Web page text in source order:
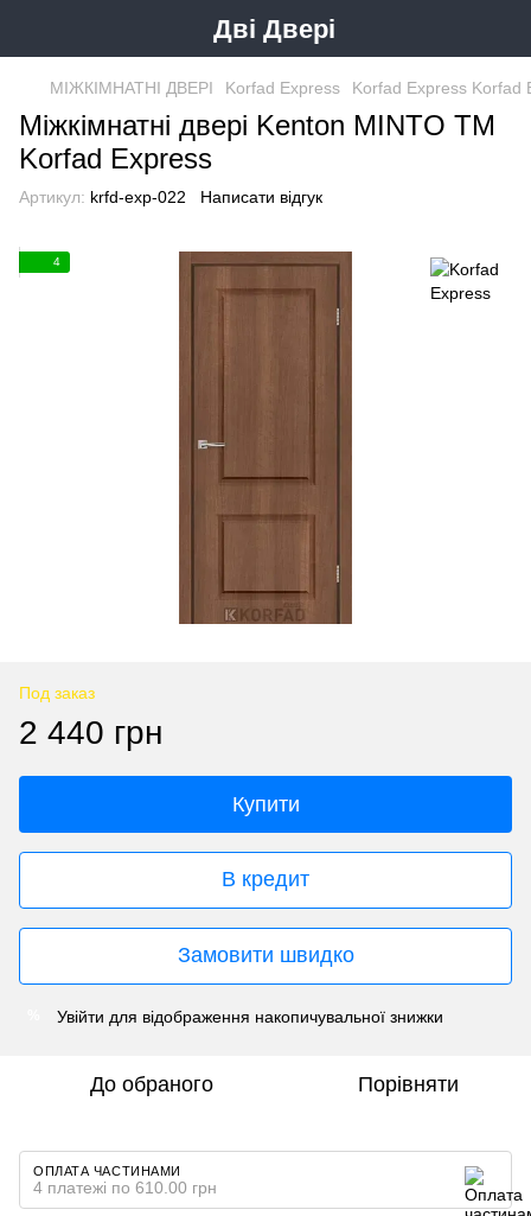
Дві Двері
МІЖКІМНАТНІ ДВЕРІ Korfad Express Korfad Express Korfad
Міжкімнатні двері Kenton MINTO ТМ
Korfad Express
Артикул: krfd-exp-022 Написати відгук
4
Под заказ
2 440 грн
Купити
В кредит
Замовити швидко
Увійти для відображення накопичувальної знижки
До обраного Порівняти
ОПЛАТА ЧАСТИНАМИ
4 платежі по 610.00 грн